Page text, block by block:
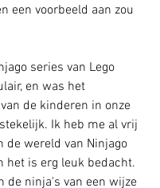
een voorbeeld aan zou
series van Lego
en was het
de kinderen in onze
Ik heb me al vrij
de wereld van Ninjago
het is erg leuk bedacht.
de ninja's van een wijze